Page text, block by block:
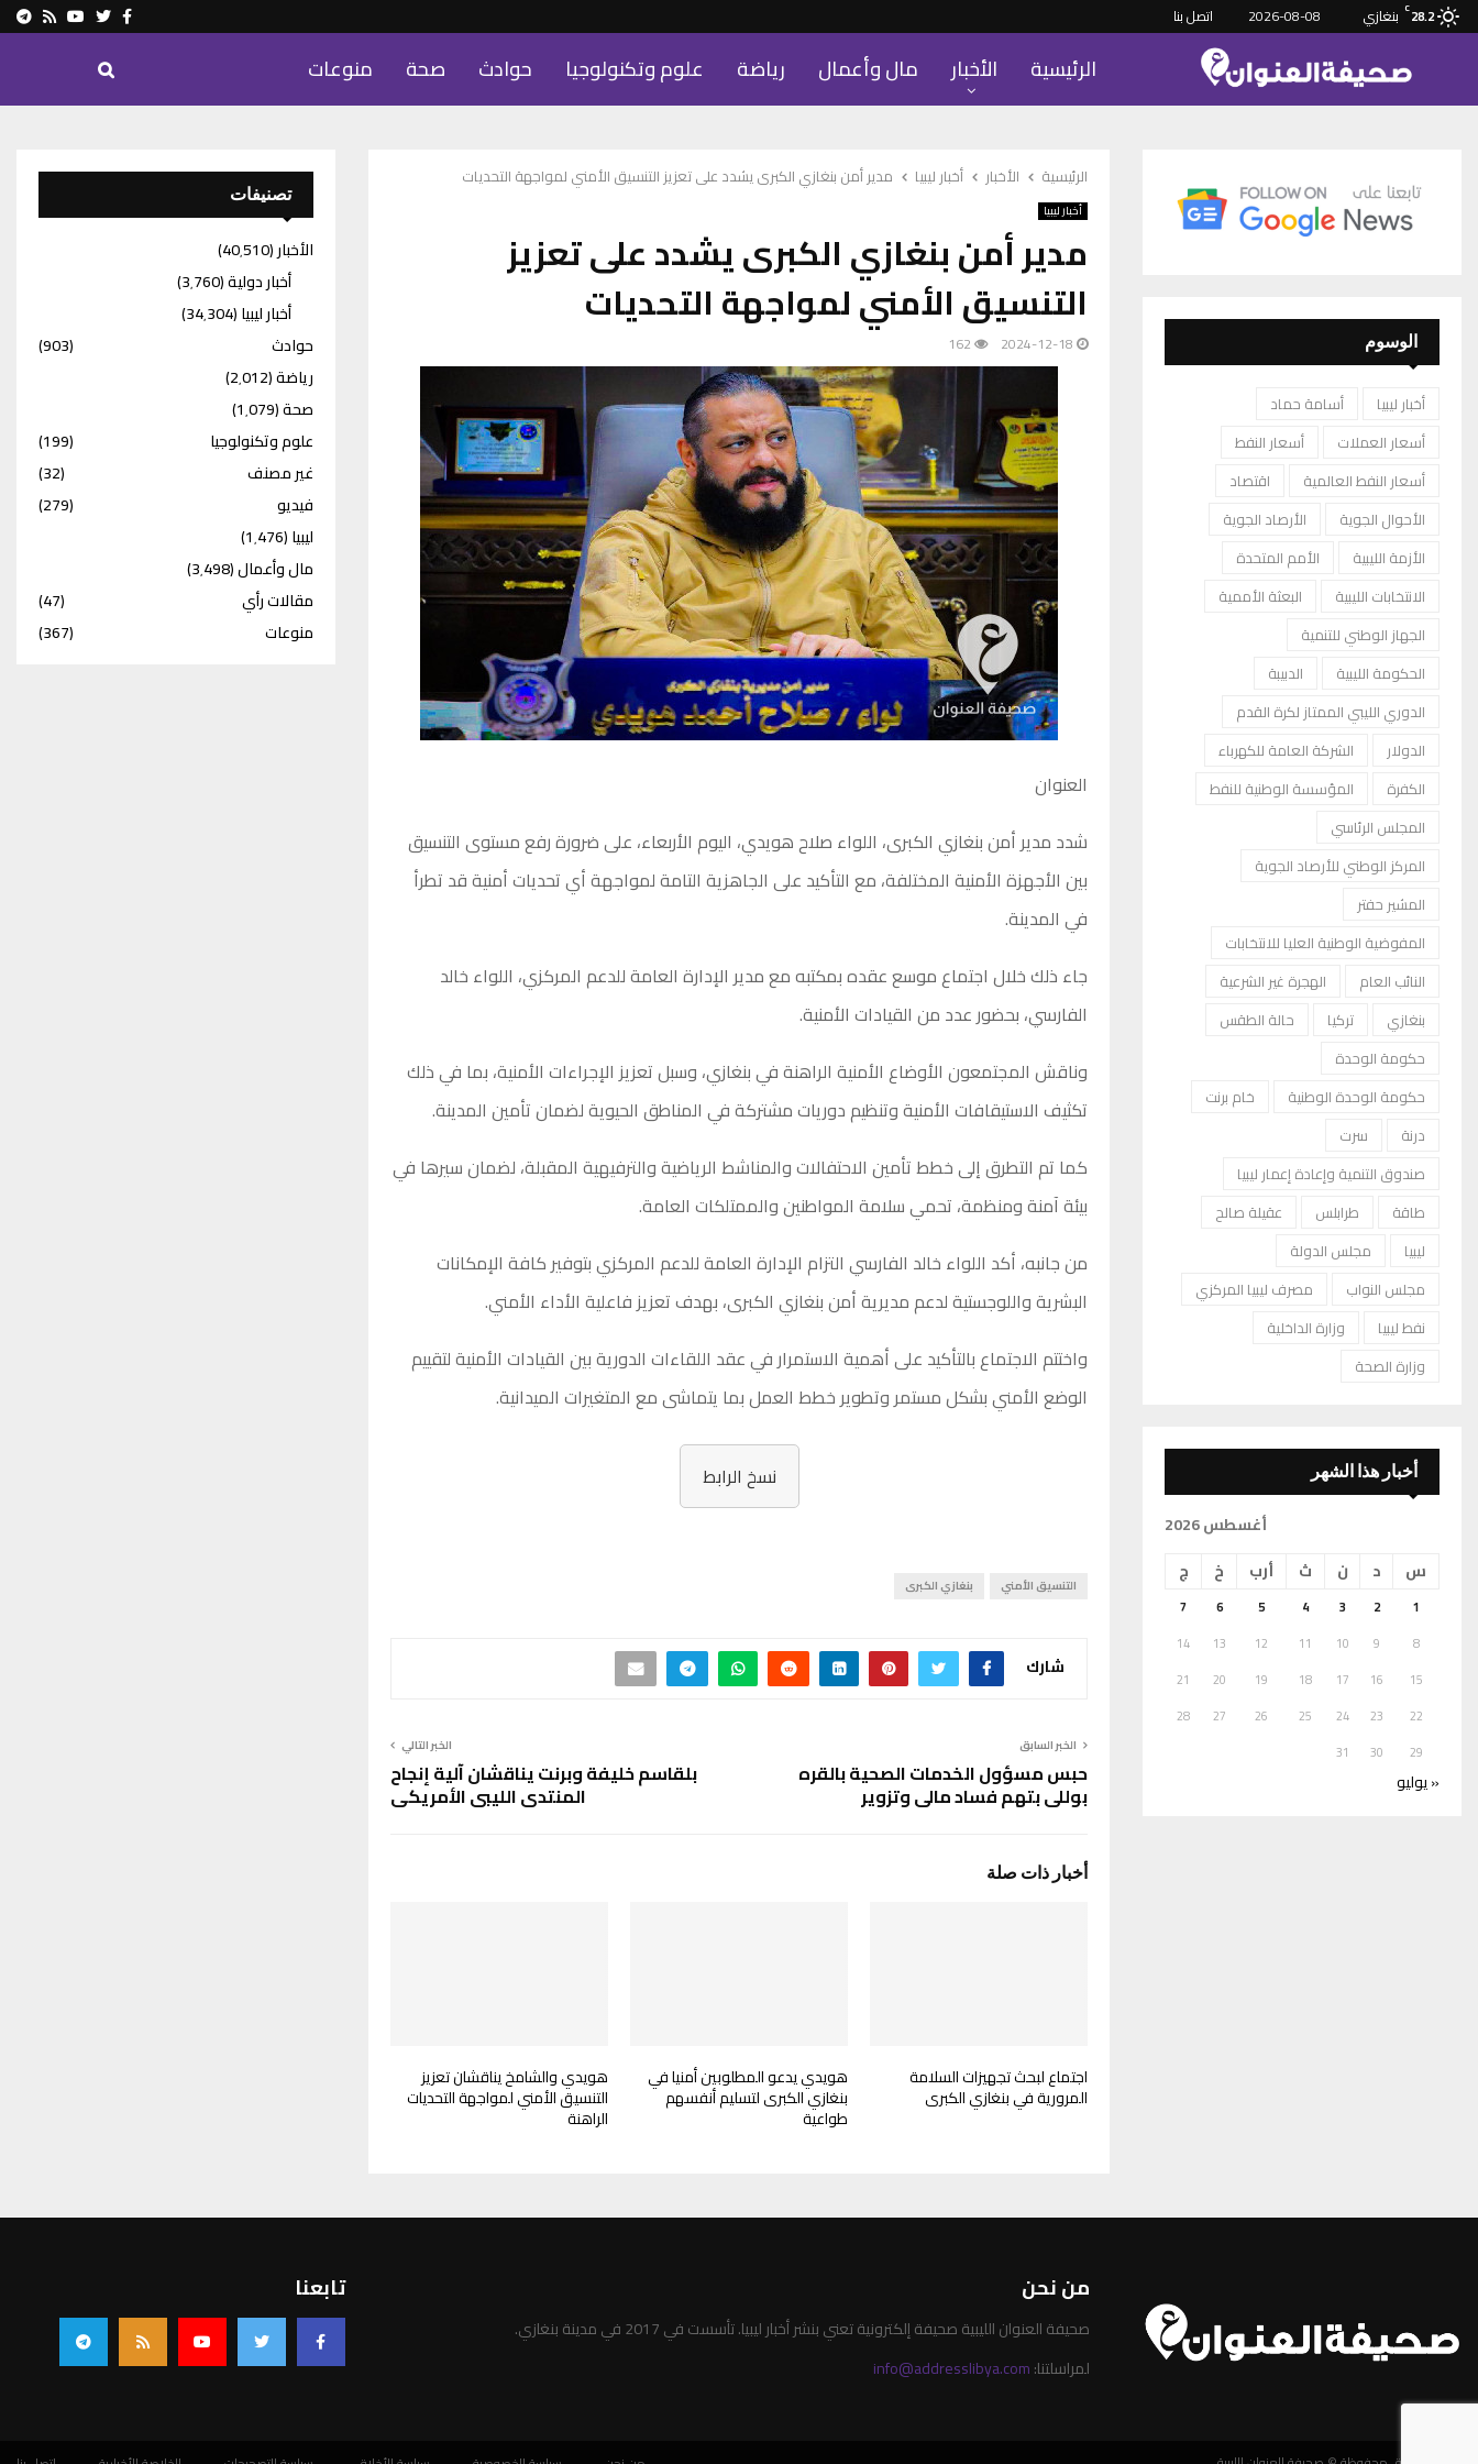
28.2
C بنغازي 2026-08-08 اتصل بنا Facebook
Twitter
Youtube
Rss
الرئيسية الأخبار مال وأعمال رياضة علوم وتكنولوجيا حوادث صحة منوعات
الرئيسية الأخبار أخبار ليبيا مدير أمن بنغازي الكبرى يشدد على تعزيز التنسيق الأمني لمواجهة التحديات
أخبار ليبيا
مدير أمن بنغازي الكبرى يشدد على تعزيز
التنسيق الأمني لمواجهة التحديات
2024-12-18
162
العنوان
شدد مدير أمن بنغازي الكبرى، اللواء صلاح هويدي، اليوم الأربعاء، على ضرورة رفع مستوى التنسيق
بين الأجهزة الأمنية المختلفة، مع التأكيد على الجاهزية التامة لمواجهة أي تحديات أمنية قد تطرأ
في المدينة.
جاء ذلك خلال اجتماع موسع عقده بمكتبه مع مدير الإدارة العامة للدعم المركزي، اللواء خالد
الفارسي، بحضور عدد من القيادات الأمنية.
وناقش المجتمعون الأوضاع الأمنية الراهنة في بنغازي، وسبل تعزيز الإجراءات الأمنية، بما في ذلك
تكثيف الاستيقافات الأمنية وتنظيم دوريات مشتركة في المناطق الحيوية لضمان تأمين المدينة.
كما تم التطرق إلى خطط تأمين الاحتفالات والمناشط الرياضية والترفيهية المقبلة، لضمان سيرها في
بيئة آمنة ومنظمة، تحمي سلامة المواطنين والممتلكات العامة.
من جانبه، أكد اللواء خالد الفارسي التزام الإدارة العامة للدعم المركزي بتوفير كافة الإمكانات
البشرية واللوجستية لدعم مديرية أمن بنغازي الكبرى، بهدف تعزيز فاعلية الأداء الأمني.
واختتم الاجتماع بالتأكيد على أهمية الاستمرار في عقد اللقاءات الدورية بين القيادات الأمنية لتقييم
الوضع الأمني بشكل مستمر وتطوير خطط العمل بما يتماشى مع المتغيرات الميدانية.
نسخ الرابط
التنسيق الأمني بنغازي الكبرى
شارك
الخبر السابق
حبس مسؤول الخدمات الصحية بالقره
بوللي بتهم فساد مالي وتزوير
الخبر التالي
بلقاسم خليفة وبرنت يناقشان آلية إنجاح
المنتدى الليبي الأمريكي
أخبار ذات صلة
اجتماع لبحث تجهيزات السلامة
المرورية في بنغازي الكبرى
هويدي يدعو المطلوبين أمنيا في
بنغازي الكبرى لتسليم أنفسهم
طواعية
هويدي والشامخ يناقشان تعزيز
التنسيق الأمني لمواجهة التحديات
الراهنة
الوسوم
أخبار ليبيا
أسامة حماد
أسعار العملات
أسعار النفط
أسعار النفط العالمية
اقتصاد
الأحوال الجوية
الأرصاد الجوية
الأزمة الليبية
الأمم المتحدة
الانتخابات الليبية
البعثة الأممية
الجهاز الوطني للتنمية
الحكومة الليبية
الدبيبة
الدوري الليبي الممتاز لكرة القدم
الدولار
الشركة العامة للكهرباء
الكفرة
المؤسسة الوطنية للنفط
المجلس الرئاسي
المركز الوطني للأرصاد الجوية
المشير حفتر
المفوضية الوطنية العليا للانتخابات
النائب العام
الهجرة غير الشرعية
بنغازي
تركيا
حالة الطقس
حكومة الوحدة
حكومة الوحدة الوطنية
خام برنت
درنة
سرت
صندوق التنمية وإعادة إعمار ليبيا
طاقة
طرابلس
عقيلة صالح
ليبيا
مجلس الدولة
مجلس النواب
مصرف ليبيا المركزي
نفط ليبيا
وزارة الداخلية
وزارة الصحة
أخبار هذا الشهر
أغسطس 2026
س
د ن ث أرب خ ج
1
2
3
4
5
6
7
8
9
10
11
12
13
14
15
16
17
18
19
20
21
22
23
24
25
26
27
28
29
30
31
« يوليو
تصنيفات
الأخبار(40٬510)
أخبار دولية(3٬760)
أخبار ليبيا(34٬304)
حوادث
(903)
رياضة(2٬012)
صحة(1٬079)
علوم وتكنولوجيا
(199)
غير مصنف
(32)
فيديو
(279)
ليبيا(1٬476)
مال وأعمال(3٬498)
مقالات رأي
(47)
منوعات
(367)
من نحن
صحيفة العنوان الليبية صحيفة إلكترونية تعني بنشر أخبار ليبيا. تأسست في 2017 في مدينة بنغازي.
لمراسلتنا:info@addresslibya.com
تابعنا